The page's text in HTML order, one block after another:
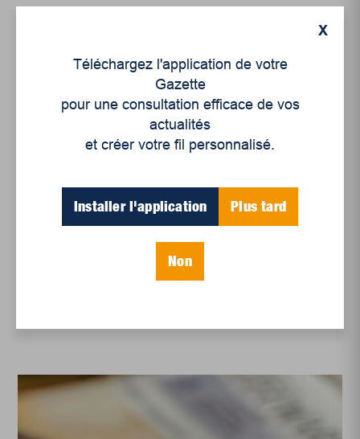
X
Téléchargez l'application de votre
Gazette
pour une consultation efficace de vos
actualités
et créer votre fil personnalisé.
Installer l'application Plus tard
Non